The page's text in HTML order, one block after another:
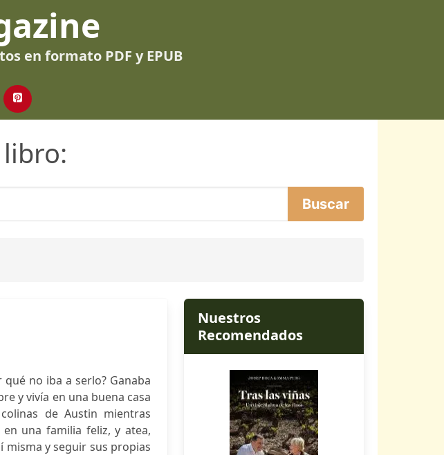
en formato PDF y EPUB
no iba a serlo? Ganaba
y vivía en una buena casa
de Austin mientras
una familia feliz, y atea,
misma y seguir sus propias
Nuestros
Recomendados